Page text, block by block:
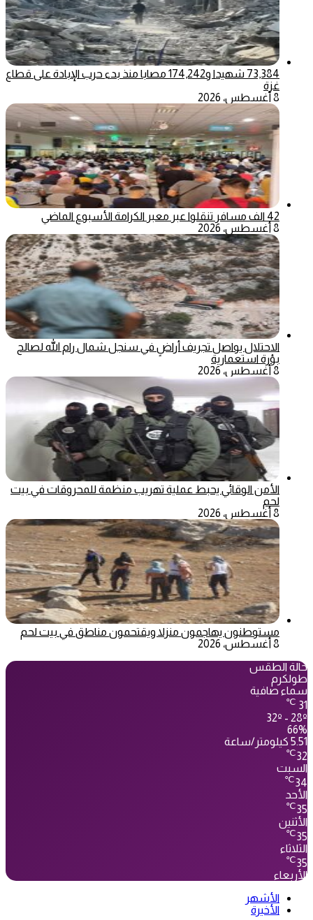
73,384 شهيدا و174,242 مصابا منذ بدء حرب الإبادة على قطاع
غزة
8 أغسطس، 2026
42 الف مسافر تنقلوا عبر معبر الكرامة الأسبوع الماضي
8 أغسطس، 2026
الاحتلال يواصل تجريف أراضٍ في سنجل شمال رام الله لصالح
بؤرة استعمارية
8 أغسطس، 2026
الأمن الوقائي يحبط عملية تهريب منظمة للمحروقات في بيت
لحم
8 أغسطس، 2026
مستوطنون يهاجمون منزلا ويقتحمون مناطق في بيت لحم
8 أغسطس، 2026
حالة الطقس
طولكرم
سماء صافية
31
℃
32º - 28º
66%
5.51 كيلومتر/ساعة
32
℃
السبت
34
℃
الأحد
35
℃
الأثنين
35
℃
الثلاثاء
35
℃
الأربعاء
الأشهر
الأخيرة